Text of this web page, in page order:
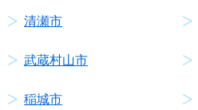
清瀬市
武蔵村山市
稲城市